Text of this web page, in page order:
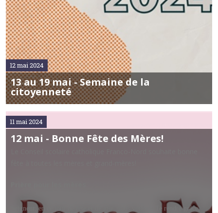
13 au 19 mai - Semaine de la
citoyenneté
12 mai 2024
12 mai - Bonne Fête des Mères!
11 mai 2024
Seigneur, en ce jour de fête et de joie, nous voulons Te rendre grâce,